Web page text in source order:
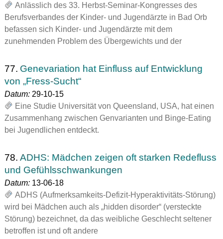
Anlässlich des 33. Herbst-Seminar-Kongresses des
Berufsverbandes der Kinder- und Jugendärzte in Bad Orb
befassen sich Kinder- und Jugendärzte mit dem
zunehmenden Problem des Übergewichts und der
77. Genevariation hat Einfluss auf Entwicklung
von „Fress-Sucht“
Datum:29-10-15
Eine Studie Universität von Queensland, USA, hat einen
Zusammenhang zwischen Genvarianten und Binge-Eating
bei Jugendlichen entdeckt.
78. ADHS: Mädchen zeigen oft starken Redefluss
und Gefühlsschwankungen
Datum:13-06-18
ADHS (Aufmerksamkeits-Defizit-Hyperaktivitäts-Störung)
wird bei Mädchen auch als „hidden disorder“ (versteckte
Störung) bezeichnet, da das weibliche Geschlecht seltener
betroffen ist und oft andere